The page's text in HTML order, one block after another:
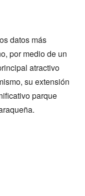
datos más
por medio de un
atractivo
su extensión
parque